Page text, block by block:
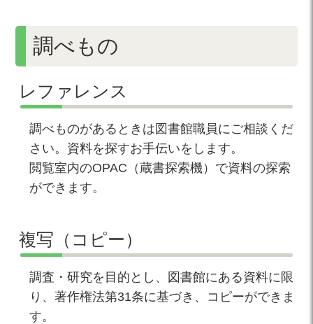
調べもの
レファレンス
調べものがあるときは図書館職員にご相談くだ
さい。資料を探すお手伝いをします。
閲覧室内のOPAC（蔵書探索機）で資料の探索
ができます。
複写（コピー）
調査・研究を目的とし、図書館にある資料に限
り、著作権法第31条に基づき、コピーができま
す。